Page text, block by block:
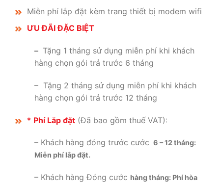
Miễn phí lắp đặt kèm trang thiết bị modem wifi
ƯU ĐÃI ĐẶC BIỆT
– Tặng 1 tháng sử dụng miễn phí khi khách
hàng chọn gói trả trước 6 tháng
– Tặng 2 tháng sử dụng miễn phí khi khách
hàng chọn gói trả trước 12 tháng
* Phí Lắp đặt (Đã bao gồm thuế VAT):
– Khách hàng đóng trước cước 6 – 12 tháng:
Miễn phí lắp đặt.
– Khách hàng Đóng cước hàng tháng: Phí hòa